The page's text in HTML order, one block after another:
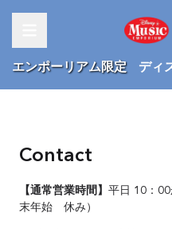
エンポーリアム限定
ディ
Contact
【通常営業時間】 平日 10：
末年始 休み）